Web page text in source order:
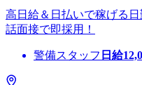
高日給＆日払いで稼げる
話面接で即採用！
警備スタッフ 日給